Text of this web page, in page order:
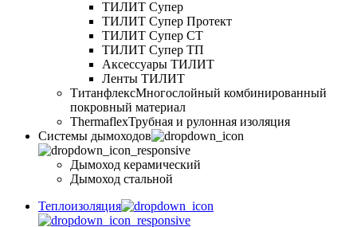
ТИЛИТ Супер
ТИЛИТ Супер Протект
ТИЛИТ Супер СТ
ТИЛИТ Супер ТП
Аксессуары ТИЛИТ
Ленты ТИЛИТ
ТитанфлексМногослойный комбинированный
покровный материал
ThermaflexТрубная и рулонная изоляция
Cистемы дымоходов
Дымоход керамический
Дымоход стальной
Теплоизоляция